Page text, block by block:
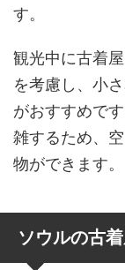
す。
観光中に古着
を考慮し、小
がおすすめで
雑するため、
物ができます。
ソウルの古